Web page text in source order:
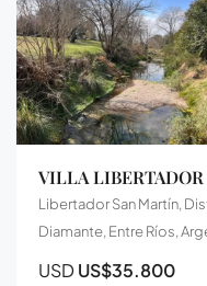
VILLA
Libertador San Martín,
Diamante, Entre Ríos,
USDUS$35.800